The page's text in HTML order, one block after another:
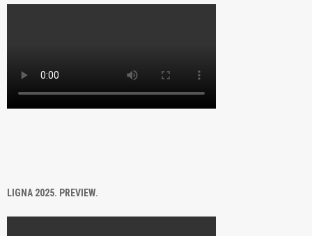
LIGNA 2025. PREVIEW.